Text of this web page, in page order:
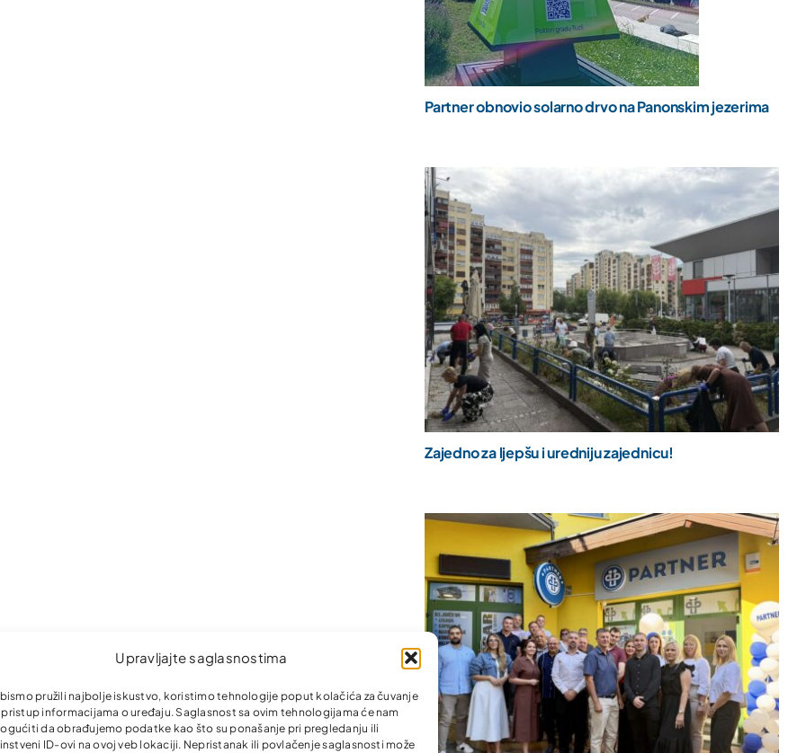
Upravljajte saglasnostima
pružili najbolje iskustvo, koristimo tehnologije poput kolačića za čuvanje
informacijama o uređaju. Saglasnost sa ovim tehnologijama će nam
da obrađujemo podatke kao što su ponašanje pri pregledanju ili
ID-ovi na ovoj veb lokaciji. Nepristanak ili povlačenje saglasnosti može
Partner obnovio solarno drvo na Panonskim jezerima
Zajedno za ljepšu i uredniju zajednicu!